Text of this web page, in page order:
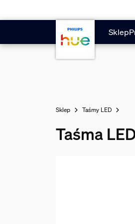
Sklep
Sklep Taśmy LED
Taśma